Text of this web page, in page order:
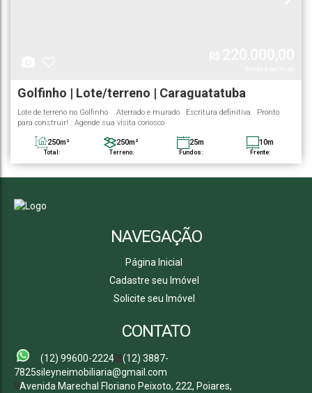
Golfinho | Lote/terreno | Caraguatatuba
Total:
250m²
Terreno:
250m²
Fundos:
25m
Frente:
10m
Lote de terreno no Golfinho Aterrado e murado Escritura definitiva Pronto
para construir! Agende sua visita conosco
NAVEGAÇÃO
Página Inicial
Cadastre seu Imóvel
Solicite seu Imóvel
CONTATO
(12) 99600-2224
(12) 3887-
7825sileyneimobiliaria@gmail.com
Avenida Marechal Floriano Peixoto, 222, Poiares,